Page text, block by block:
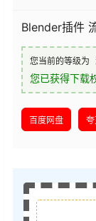
Blender插件
您当前的等级为
您已获得下载
百度网盘